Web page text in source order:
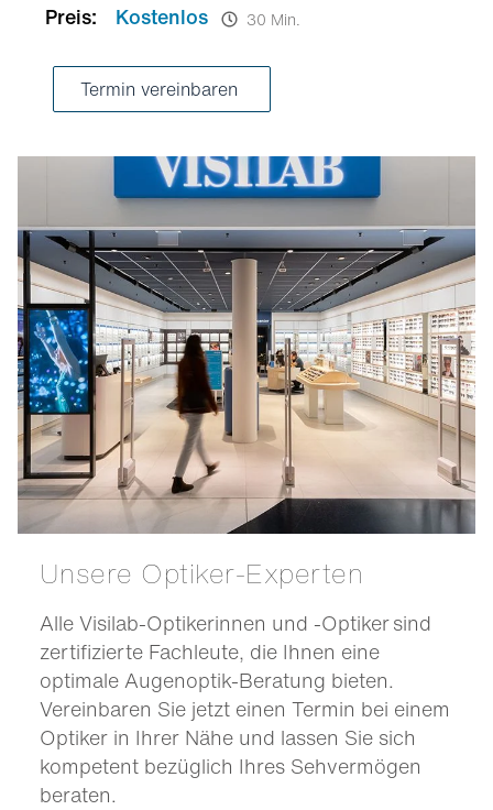
Preis: Kostenlos 30 Min.
Termin vereinbaren
Unsere Optiker-Experten
Alle Visilab-Optikerinnen und -Optiker sind
zertifizierte Fachleute, die Ihnen eine
optimale Augenoptik-Beratung bieten.
Vereinbaren Sie jetzt einen Termin bei einem
Optiker in Ihrer Nähe und lassen Sie sich
kompetent bezüglich Ihres Sehvermögen
beraten.